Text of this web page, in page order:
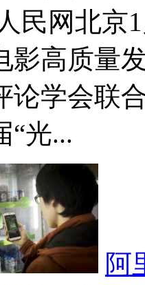
民网北京
影高质量
论学会联
“光...
阿